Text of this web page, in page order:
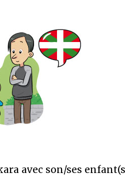
avec son/ses